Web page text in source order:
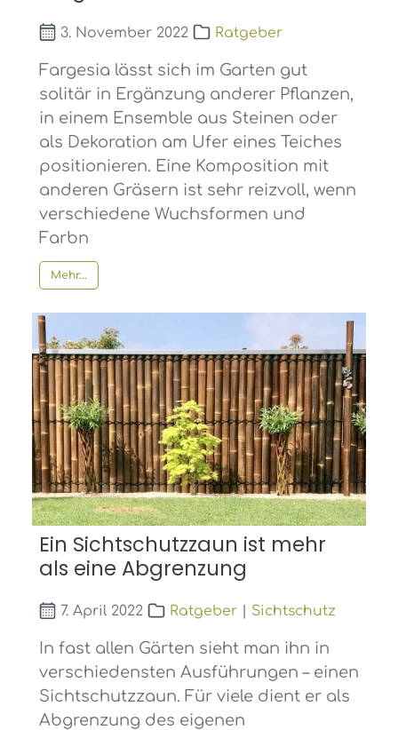
3. November 2022 Ratgeber
Fargesia lässt sich im Garten gut
solitär in Ergänzung anderer Pflanzen,
in einem Ensemble aus Steinen oder
als Dekoration am Ufer eines Teiches
positionieren. Eine Komposition mit
anderen Gräsern ist sehr reizvoll, wenn
verschiedene Wuchsformen und
Farbn
Mehr...
Ein Sichtschutzzaun ist mehr
als eine Abgrenzung
7. April 2022 Ratgeber| Sichtschutz
In fast allen Gärten sieht man ihn in
verschiedensten Ausführungen – einen
Sichtschutzzaun. Für viele dient er als
Abgrenzung des eigenen